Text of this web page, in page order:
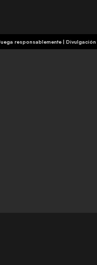
| Juega responsablemente |